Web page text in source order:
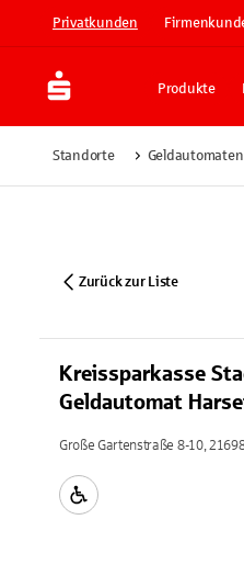
Privatkunden
Produkte
Standorte Geldautomaten
Zurück zur Liste
Kreissparkasse
Geldautomat
Große Gartenstraße 8-10,